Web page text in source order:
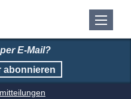
E-Mail?
abonnieren